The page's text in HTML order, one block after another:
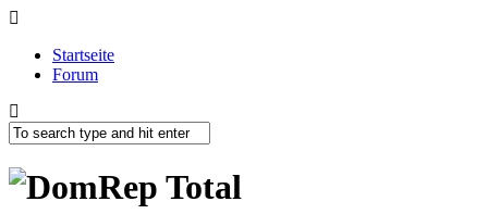
Startseite
Forum